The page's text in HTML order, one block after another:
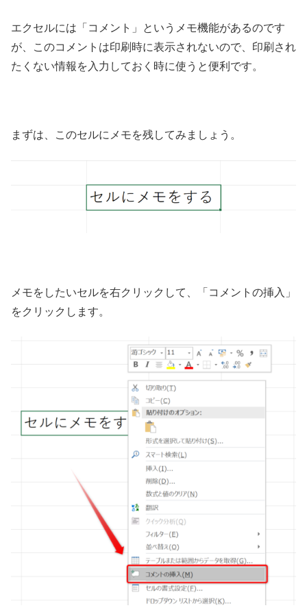
エクセルには「コメント」というメモ機能があるのです
が、このコメントは印刷時に表示されないので、印刷され
たくない情報を入力しておく時に使うと便利です。
まずは、このセルにメモを残してみましょう。
メモをしたいセルを右クリックして、「コメントの挿入」
をクリックします。